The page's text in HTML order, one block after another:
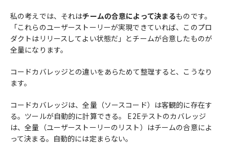
私の考えでは、それはチームの合意によって決まるものです。
「これらのユーザーストーリーが実現できていれば、このプロ
ダクトはリリースしてよい状態だ」とチームが合意したものが
全量になります。
コードカバレッジとの違いをあらためて整理すると、こうなり
ます。
コードカバレッジは、全量（ソースコード）は客観的に存在す
る。ツールが自動的に計算できる。 E2Eテストのカバレッジ
は、全量（ユーザーストーリーのリスト）はチームの合意によ
って決まる。自動的には定まらない。